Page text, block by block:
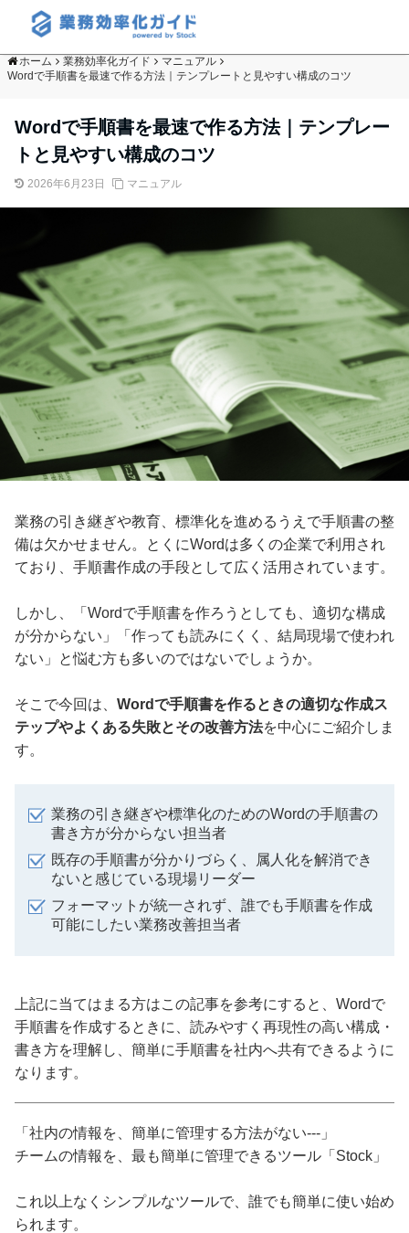
ホーム 業務効率化ガイド
マニュアル
Wordで手順書を最速で作る方法｜テンプレートと見やすい構成のコツ
Wordで手順書を最速で作る方法｜テンプレー
トと見やすい構成のコツ
2026年6月23日 マニュアル
業務の引き継ぎや教育、標準化を進めるうえで手順書の整
備は欠かせません。とくにWordは多くの企業で利用され
ており、手順書作成の手段として広く活用されています。
しかし、「Wordで手順書を作ろうとしても、適切な構成
が分からない」「作っても読みにくく、結局現場で使われ
ない」と悩む方も多いのではないでしょうか。
そこで今回は、 Wordで手順書を作るときの適切な作成ス
テップやよくある失敗とその改善方法を中心にご紹介しま
す。
業務の引き継ぎや標準化のためのWordの手順書の
書き方が分からない担当者
既存の手順書が分かりづらく、属人化を解消でき
ないと感じている現場リーダー
フォーマットが統一されず、誰でも手順書を作成
可能にしたい業務改善担当者
上記に当てはまる方はこの記事を参考にすると、Wordで
手順書を作成するときに、読みやすく再現性の高い構成・
書き方を理解し、簡単に手順書を社内へ共有できるように
なります。
「社内の情報を、簡単に管理する方法がない---」
チームの情報を、最も簡単に管理できるツール「Stock」
これ以上なくシンプルなツールで、誰でも簡単に使い始め
られます。